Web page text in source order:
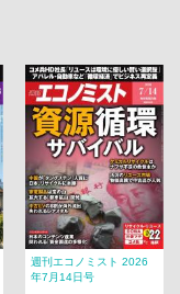
週刊エコノミスト 2026
年7月14日号